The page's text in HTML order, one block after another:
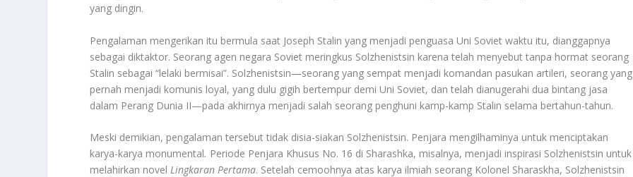
yang dingin.
Pengalaman mengerikan itu bermula saat Joseph Stalin yang menjadi penguasa Uni Soviet waktu itu, dianggapnya
sebagai diktaktor. Seorang agen negara Soviet meringkus Solzhenistsin karena telah menyebut tanpa hormat seorang
Stalin sebagai “lelaki bermisai”. Solzhenistsin—seorang yang sempat menjadi komandan pasukan artileri, seorang yang
pernah menjadi komunis loyal, yang dulu gigih bertempur demi Uni Soviet, dan telah dianugerahi dua bintang jasa
dalam Perang Dunia II—pada akhirnya menjadi salah seorang penghuni kamp-kamp Stalin selama bertahun-tahun.
Meski demikian, pengalaman tersebut tidak disia-siakan Solzhenistsin. Penjara mengilhaminya untuk menciptakan
karya-karya monumental. Periode Penjara Khusus No. 16 di Sharashka, misalnya, menjadi inspirasi Solzhenistsin untuk
melahirkan novelLingkaran Pertama. Setelah cemoohnya atas karya ilmiah seorang Kolonel Sharaskha, Solzhenistsin